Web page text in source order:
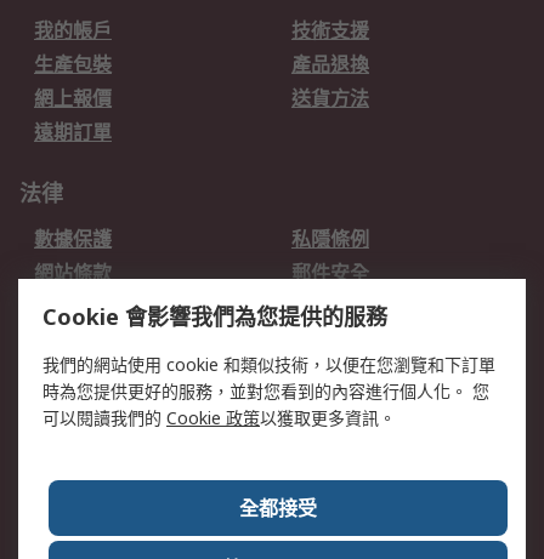
我的帳戶
技術支援
生產包裝
產品退換
網上報價
送貨方法
遠期訂單
法律
數據保護
私隱條例
網站條款
郵件安全
销售条款和条件
關於RS
RS的歷史
關於RS
加入我們
新聞中心
RS銷售條款
Cookie 會影響我們為您提供的服務
我們的網站使用 cookie 和類似技術，以便在您瀏覽和下訂單
時為您提供更好的服務，並對您看到的內容進行個人化。 您
可以閱讀我們的 Cookie 政策以獲取更多資訊。
全都接受